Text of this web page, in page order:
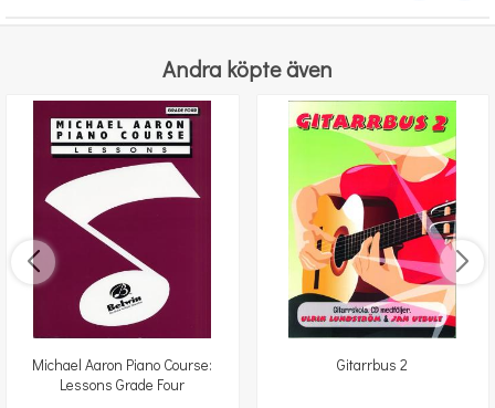
Andra köpte även
Michael Aaron Piano Course:
Lessons Grade Four
Gitarrbus 2